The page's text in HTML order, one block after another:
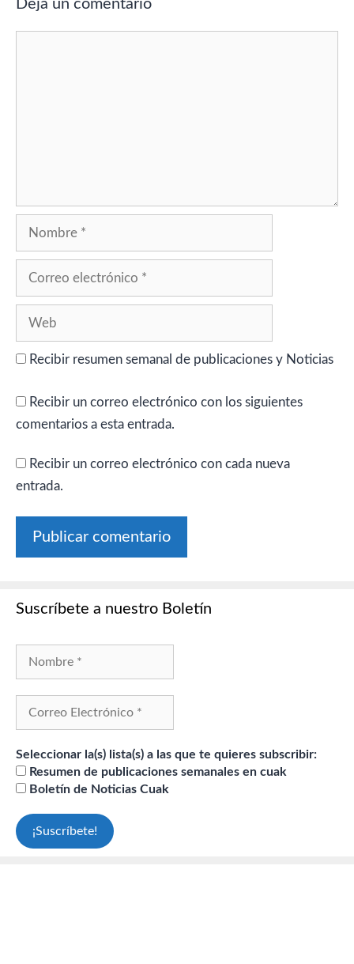
Deja un comentario
Recibir resumen semanal de publicaciones y Noticias
Recibir un correo electrónico con los siguientes
comentarios a esta entrada.
Recibir un correo electrónico con cada nueva
entrada.
Suscríbete a nuestro Boletín
Seleccionar la(s) lista(s) a las que te quieres subscribir:
Resumen de publicaciones semanales en cuak
Boletín de Noticias Cuak